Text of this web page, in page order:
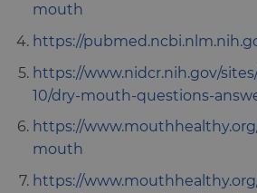
mouth
https://
https://www.nidcr.nih.gov/
10/dry-mouth-questions-
https://
mouth
https://